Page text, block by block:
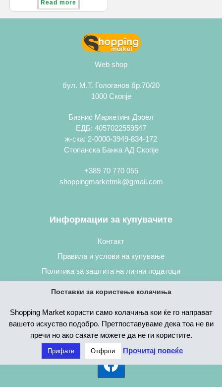
Read more
Web shop
бул. М.Т. Гологанов бр.70/20
1000 Скопје
Бизнис Маркетинг Дооел
ЕДБ: 4057022559547
ж-ска: 2-0000-3949-834-172
Стопанска Банка АД Скопје
+389 70 770 055
shoppingmarketmk@gmail.com
Информации за купувачите
Контакт
Правила и услови на купување
Политика за заштита на лични податоци
Поставки за користење колачиња
Shopping Market користи само колачиња кои ќе го направат
вашето искуство подобро. Претпоставуваме дека тоа не ви
пречи но ако сакате можете да не ги користите.
Прифати Отфрли Прочитај повеќе